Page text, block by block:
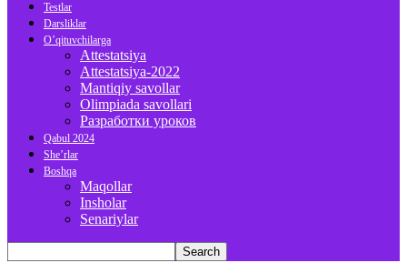
Testlar
Darsliklar
O’qituvchilarga
Attestatsiya
Attestatsiya-2022
Mantiqiy savollar
Olimpiada savollari
Разработки уроков
Qabul 2024
She’rlar
Boshqa
Maqollar
Insholar
Senariylar